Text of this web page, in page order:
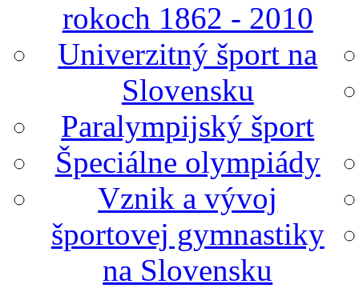
rokoch 1862 - 2010
Univerzitný šport na
Slovensku
Paralympijský šport
Špeciálne olympiády
Vznik a vývoj
športovej gymnastiky
na Slovensku